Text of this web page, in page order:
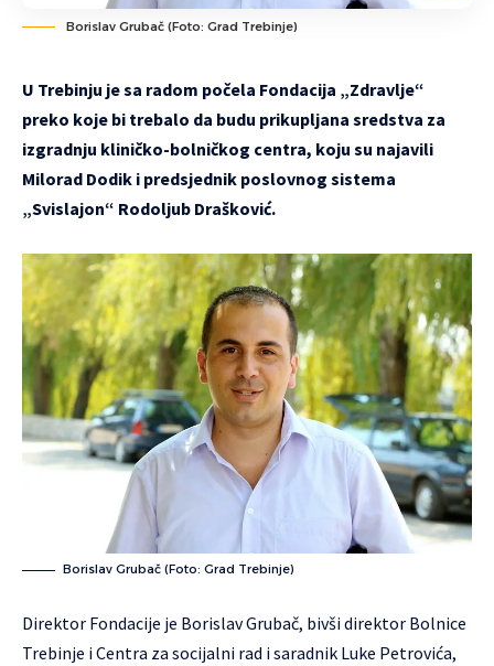
Borislav Grubač (Foto: Grad Trebinje)
U Trebinju je sa radom počela Fondacija „Zdravlje“
preko koje bi trebalo da budu prikupljana sredstva za
izgradnju kliničko-bolničkog centra, koju su najavili
Milorad Dodik i predsjednik poslovnog sistema
„Svislajon“ Rodoljub Drašković.
Borislav Grubač (Foto: Grad Trebinje)
Direktor Fondacije je Borislav Grubač, bivši direktor Bolnice
Trebinje i Centra za socijalni rad i saradnik Luke Petrovića,